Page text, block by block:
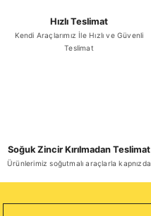
Hızlı Teslimat
Kendi Araçlarımız İle Hızlı ve Güvenli
Teslimat
Soğuk Zincir Kırılmadan Teslimat
Ürünlerimiz soğutmalı araçlarla kapnızda